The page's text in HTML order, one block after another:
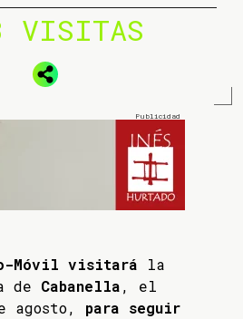
VISITAS
Móvil visitará la
de Cabanella, el
agosto,
para seguir